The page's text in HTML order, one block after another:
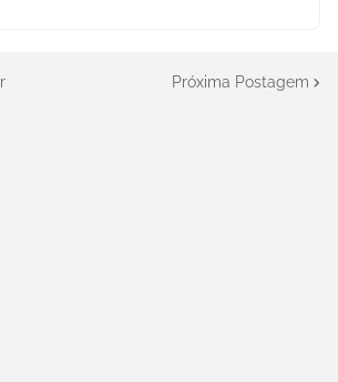
Próxima Postagem